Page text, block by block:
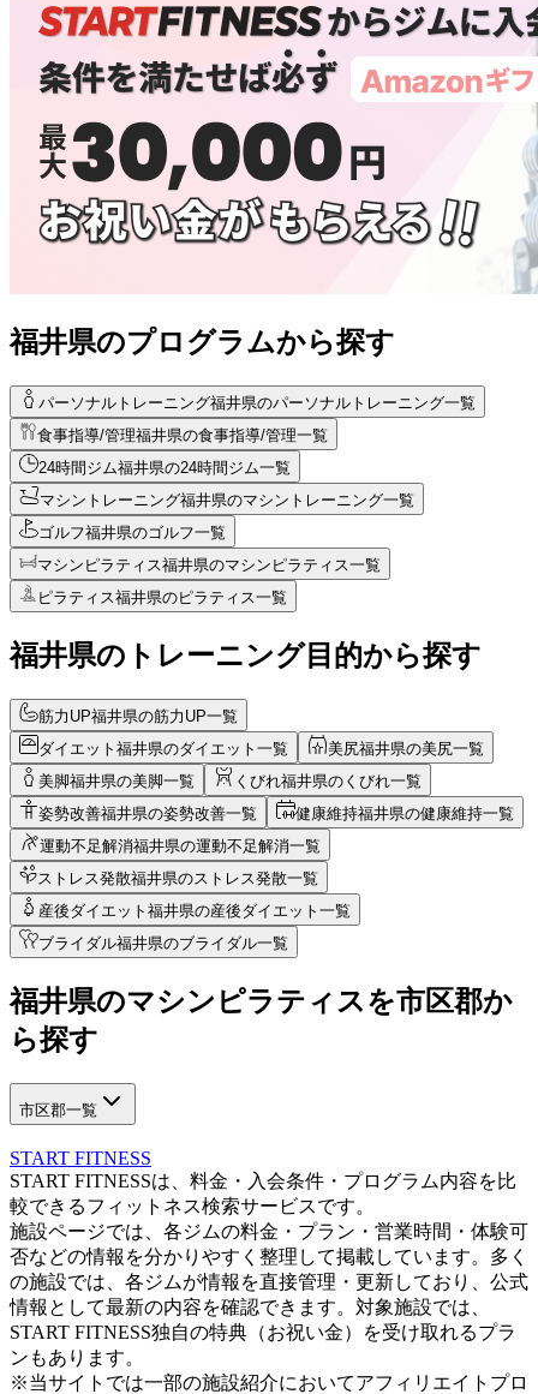
福井県のプログラムから探す
パーソナルトレーニング福井県のパーソナルトレーニング一覧
食事指導/管理福井県の食事指導/管理一覧
24時間ジム福井県の24時間ジム一覧
マシントレーニング福井県のマシントレーニング一覧
ゴルフ福井県のゴルフ一覧
マシンピラティス福井県のマシンピラティス一覧
ピラティス福井県のピラティス一覧
福井県のトレーニング目的から探す
筋力UP福井県の筋力UP一覧
ダイエット 福井県のダイエット一覧 美尻福井県の美尻一覧
美脚福井県の美脚一覧 くびれ福井県のくびれ一覧
姿勢改善福井県の姿勢改善一覧 健康維持福井県の健康維持一覧
運動不足解消福井県の運動不足解消一覧
ストレス発散福井県のストレス発散一覧
産後ダイエット 福井県の産後ダイエット一覧
ブライダル福井県のブライダル一覧
福井県のマシンピラティスを市区郡か
ら探す
市区郡一覧
START FITNESS
START FITNESSは、料金・入会条件・プログラム内容を比
較できるフィットネス検索サービスです。
施設ページでは、各ジムの料金・プラン・営業時間・体験可
否などの情報を分かりやすく整理して掲載しています。多く
の施設では、各ジムが情報を直接管理・更新しており、公式
情報として最新の内容を確認できます。対象施設では、
START FITNESS独自の特典（お祝い金）を受け取れるプラ
ンもあります。
※当サイトでは一部の施設紹介においてアフィリエイトプロ